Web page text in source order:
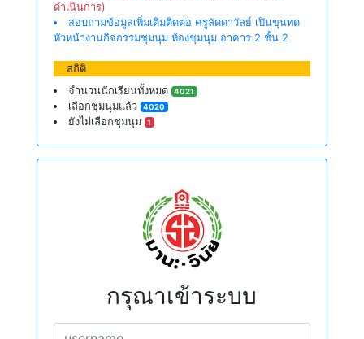
ดำเนินการ)
สอบถามข้อมูลเพิ่มเติมติดต่อ ครูลัดดาวัลย์ เปินขุนทด
หัวหน้างานกิจกรรมชุมนุม ห้องชุมนุม อาคาร 2 ชั้น 2
สถิติ
จำนวนนักเรียนทั้งหมด
4021
เลือกชุมนุมแล้ว 4020
ยังไม่เลือกชุมนุม 1
กรุณาเข้าระบบ